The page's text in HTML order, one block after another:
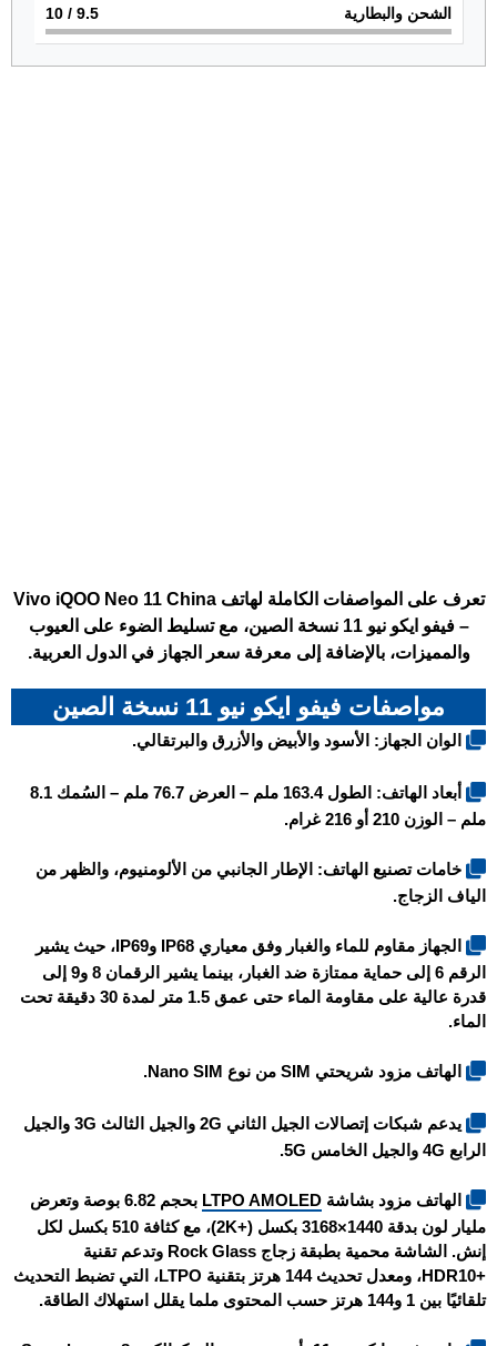
الشحن والبطارية 9.5
/ 10
تعرف على المواصفات الكاملة لهاتف Vivo iQOO Neo 11 China
– فيفو ايكو نيو 11 نسخة الصين، مع تسليط الضوء على العيوب
والمميزات، بالإضافة إلى معرفة سعر الجهاز في الدول العربية.
مواصفات فيفو ايكو نيو 11 نسخة الصين
الوان الجهاز: الأسود والأبيض والأزرق والبرتقالي.
أبعاد الهاتف: الطول 163.4 ملم – العرض 76.7 ملم – السُمك 8.1
ملم – الوزن 210 أو 216 غرام.
خامات تصنيع الهاتف: الإطار الجانبي من الألومنيوم، والظهر من
الياف الزجاج.
الجهاز مقاوم للماء والغبار وفق معياري IP68 وIP69، حيث يشير
الرقم 6 إلى حماية ممتازة ضد الغبار، بينما يشير الرقمان 8 و9 إلى
قدرة عالية على مقاومة الماء حتى عمق 1.5 متر لمدة 30 دقيقة تحت
الماء.
الهاتف مزود شريحتي SIM من نوع Nano SIM.
يدعم شبكات إتصالات الجيل الثاني 2G والجيل الثالث 3G والجيل
الرابع 4G والجيل الخامس 5G.
الهاتف مزود بشاشة LTPO AMOLED
بحجم 6.82 بوصة وتعرض
مليار لون بدقة 1440×3168 بكسل (+2K)، مع كثافة 510 بكسل لكل
إنش. الشاشة محمية بطبقة زجاج Rock Glass وتدعم تقنية
+HDR10، ومعدل تحديث 144 هرتز بتقنية LTPO، التي تضبط التحديث
تلقائيًا بين 1 و144 هرتز حسب المحتوى ملما يقلل استهلاك الطاقة.